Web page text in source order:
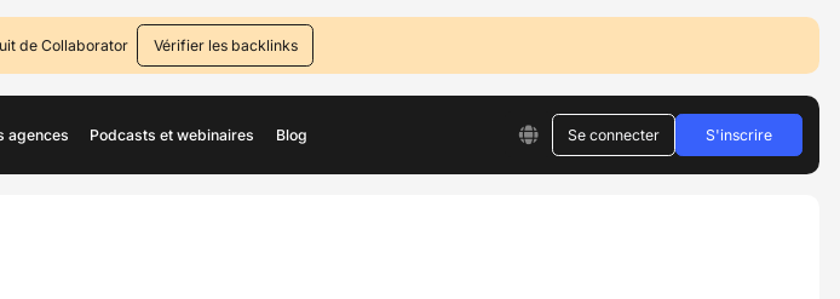
de Collaborator Vérifier les backlinks
agences Podcasts et webinaires Blog Se connecter S'inscrire